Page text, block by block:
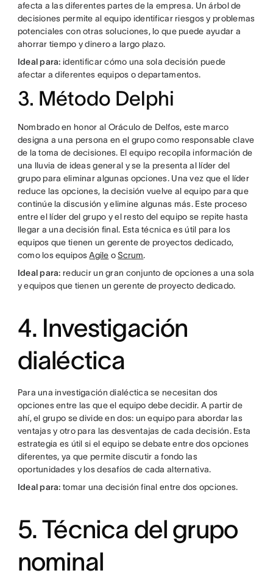
afecta a las diferentes partes de la empresa. Un árbol de
decisiones permite al equipo identificar riesgos y problemas
potenciales con otras soluciones, lo que puede ayudar a
ahorrar tiempo y dinero a largo plazo.
Ideal para: identificar cómo una sola decisión puede
afectar a diferentes equipos o departamentos.
3. Método Delphi
Nombrado en honor al Oráculo de Delfos, este marco
designa a una persona en el grupo como responsable clave
de la toma de decisiones. El equipo recopila información de
una lluvia de ideas general y se la presenta al líder del
grupo para eliminar algunas opciones. Una vez que el líder
reduce las opciones, la decisión vuelve al equipo para que
continúe la discusión y elimine algunas más. Este proceso
entre el líder del grupo y el resto del equipo se repite hasta
llegar a una decisión final. Esta técnica es útil para los
equipos que tienen un gerente de proyectos dedicado,
como los equiposAgile oScrum.
Ideal para: reducir un gran conjunto de opciones a una sola
y equipos que tienen un gerente de proyecto dedicado.
4. Investigación
dialéctica
Para una investigación dialéctica se necesitan dos
opciones entre las que el equipo debe decidir. A partir de
ahí, el grupo se divide en dos: un equipo para abordar las
ventajas y otro para las desventajas de cada decisión. Esta
estrategia es útil si el equipo se debate entre dos opciones
diferentes, ya que permite discutir a fondo las
oportunidades y los desafíos de cada alternativa.
Ideal para: tomar una decisión final entre dos opciones.
5. Técnica del grupo
nominal